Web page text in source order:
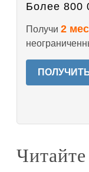
Более 800
Получи 2